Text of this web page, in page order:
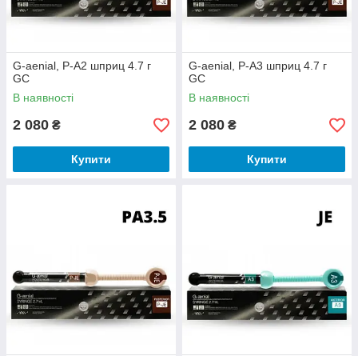
G-aenial, P-A2 шприц 4.7 г
GC
В наявності
2 080 ₴
Купити
G-aenial, P-A3 шприц 4.7 г
GC
В наявності
2 080 ₴
Купити